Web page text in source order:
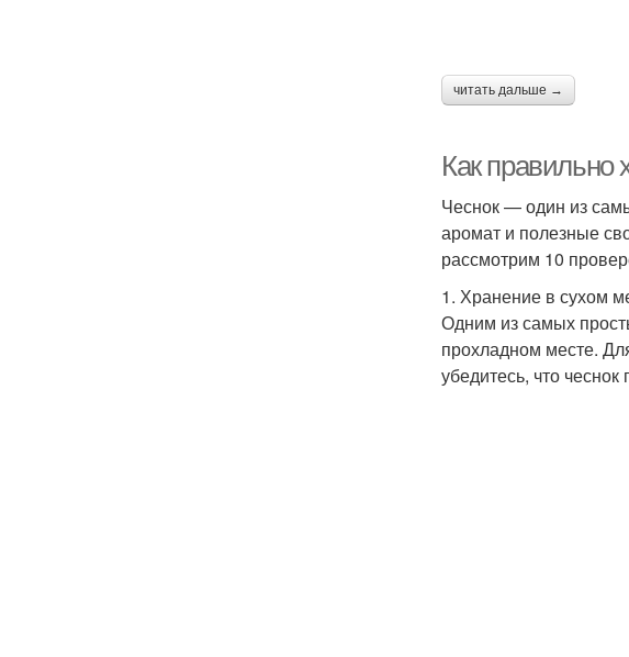
читать дальше →
Как правильно
Чеснок — один из
аромат и полезные
рассмотрим 10
1. Хранение в сухом
Одним из самых
прохладном месте.
убедитесь, что